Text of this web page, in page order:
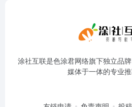
涂社互联是色涂君网络旗下独立品
媒体于一体的专业